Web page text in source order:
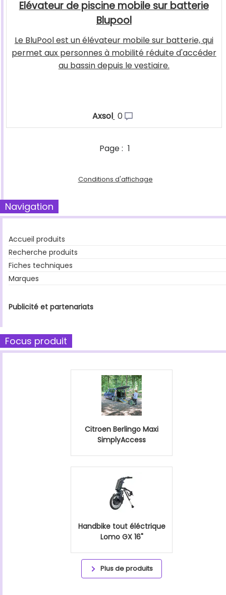
Elévateur de piscine mobile sur batterie
Blupool
Le BluPool est un élévateur mobile sur batterie, qui
permet aux personnes à mobilité réduite d'accéder
au bassin depuis le vestiaire.
Axsol 0
Page : 1
Conditions d'affichage
Navigation
Accueil produits
Recherche produits
Fiches techniques
Marques
Publicité et partenariats
Focus produit
Citroen Berlingo Maxi
SimplyAccess
Handbike tout éléctrique
Lomo GX 16"
Plus de produits